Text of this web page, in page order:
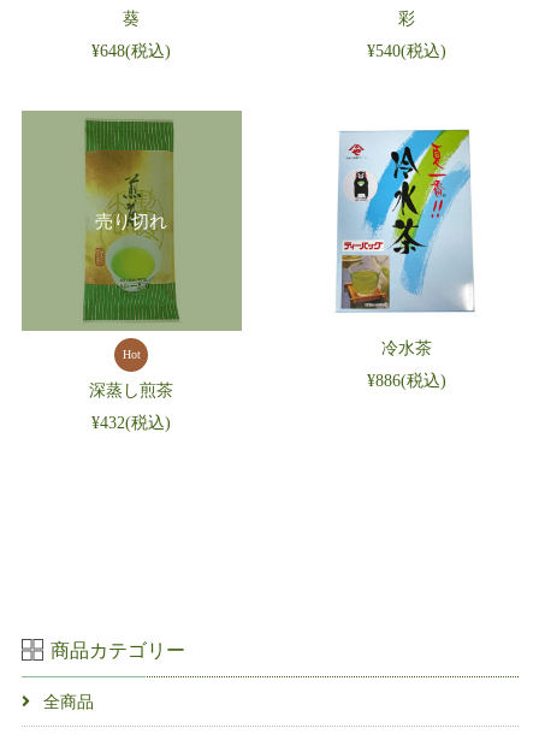
葵
¥648(税込)
彩
¥540(税込)
売り切れ
Hot
深蒸し煎茶
¥432(税込)
冷水茶
¥886(税込)
商品カテゴリー
全商品